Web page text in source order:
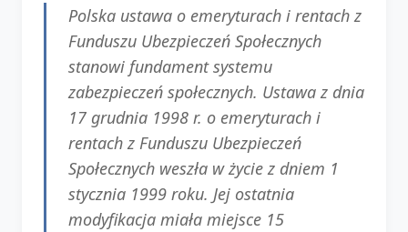
Polska ustawa o emeryturach i rentach z
Funduszu Ubezpieczeń Społecznych
stanowi fundament systemu
zabezpieczeń społecznych. Ustawa z dnia
17 grudnia 1998 r. o emeryturach i
rentach z Funduszu Ubezpieczeń
Społecznych weszła w życie z dniem 1
stycznia 1999 roku. Jej ostatnia
modyfikacja miała miejsce 15